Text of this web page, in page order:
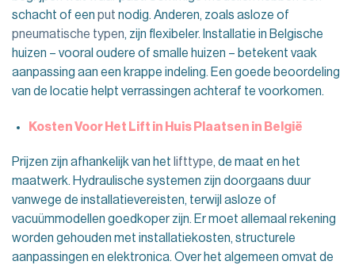
schacht of een put nodig. Anderen, zoals asloze of
pneumatische typen, zijn flexibeler. Installatie in Belgische
huizen – vooral oudere of smalle huizen – betekent vaak
aanpassing aan een krappe indeling. Een goede beoordeling
van de locatie helpt verrassingen achteraf te voorkomen.
Kosten Voor Het Lift in Huis Plaatsen in België
Prijzen zijn afhankelijk van het lifttype, de maat en het
maatwerk. Hydraulische systemen zijn doorgaans duur
vanwege de installatievereisten, terwijl asloze of
vacuümmodellen goedkoper zijn. Er moet allemaal rekening
worden gehouden met installatiekosten, structurele
aanpassingen en elektronica. Over het algemeen omvat de